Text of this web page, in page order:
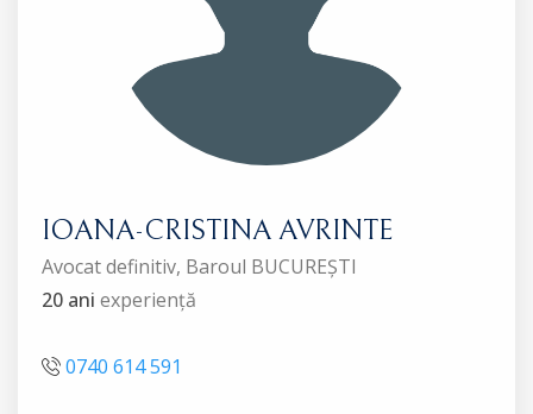
IOANA-CRISTINA AVRINTE
Avocat definitiv, Baroul BUCUREȘTI
20 ani experiență
0740 614 591